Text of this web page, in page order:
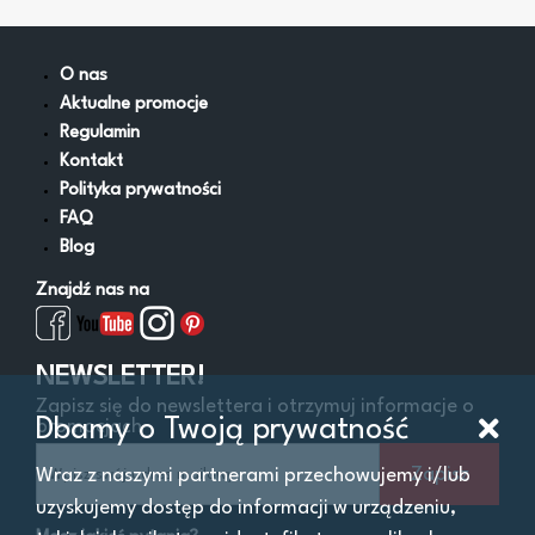
Napełniacze do oleju
Obsługa AdBlue
Pistolety do paliw i oleju
Pompy do oleju
Pompy do paliw
Pozostałe
Smarownice
Zestawy naprawcze gniazd korków oleju
Zlewarki
Filtry
O nas
Aktualne promocje
Regulamin
Kontakt
Polityka prywatności
FAQ
Blog
Znajdź nas na
NEWSLETTER!
Zapisz się do newslettera i otrzymuj informacje o
promocjach
Zapisz
Dbamy o Twoją prywatność
Wraz z naszymi partnerami przechowujemy i/lub
uzyskujemy dostęp do informacji w urządzeniu,